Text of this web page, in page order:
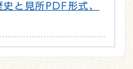
と見所PDF形式、